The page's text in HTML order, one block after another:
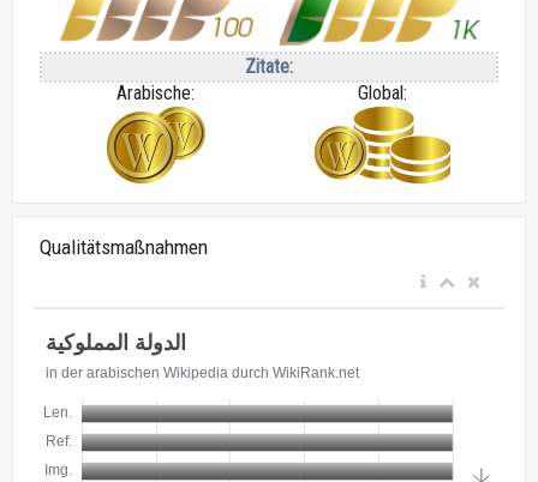
Zitate:
Arabische:
Global:
Qualitätsmaßnahmen